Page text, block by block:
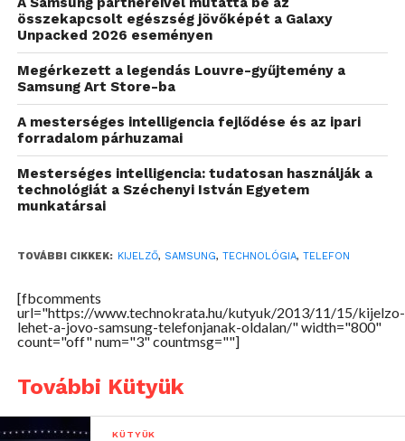
összekapcsolt egészség jövőképét a Galaxy
Unpacked 2026 eseményen
Megérkezett a legendás Louvre-gyűjtemény a
Samsung Art Store-ba
A mesterséges intelligencia fejlődése és az ipari
forradalom párhuzamai
Mesterséges intelligencia: tudatosan használják a
technológiát a Széchenyi István Egyetem
munkatársai
TOVÁBBI CIKKEK: KIJELZŐ, SAMSUNG, TECHNOLÓGIA, TELEFON
[fbcomments
url="https://www.technokrata.hu/kutyuk/2013/11/15/kijelzo-
lehet-a-jovo-samsung-telefonjanak-oldalan/" width="800"
count="off" num="3" countmsg=""]
További Kütyük
KÜTYÜK